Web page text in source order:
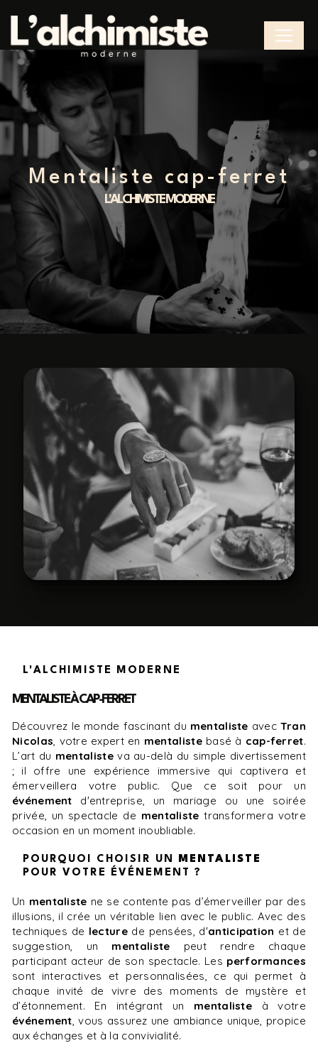
mentaliste cap-ferret
L'ALCHIMISTE MODERNE
L'ALCHIMISTE MODERNE
MENTALISTE À CAP-FERRET
Découvrez le monde fascinant du mentaliste avec Tran
Nicolas, votre expert en mentalistebasé à cap-ferret.
L’art du mentalisteva au-delà du simple divertissement
; il offre une expérience immersive qui captivera et
émerveillera votre public. Que ce soit pour un
événement d'entreprise, un mariage ou une soirée
privée, un spectacle de mentaliste transformera votre
occasion en un moment inoubliable.
POURQUOI CHOISIR UN
MENTALISTE
POUR VOTRE ÉVÉNEMENT ?
Un mentaliste ne se contente pas d’émerveiller par des
illusions, il crée un véritable lien avec le public. Avec des
techniques de lecturede pensées, d'anticipation et de
suggestion, un mentaliste peut rendre chaque
participant acteur de son spectacle. Les performances
sont interactives et personnalisées, ce qui permet à
chaque invité de vivre des moments de mystère et
d’étonnement. En intégrant un mentaliste à votre
événement, vous assurez une ambiance unique, propice
aux échanges et à la convivialité.